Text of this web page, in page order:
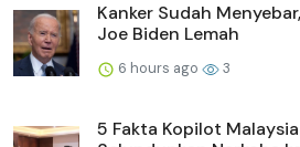
Kanker Sudah
Joe Biden Lemah
6 hours ago 3
5 Fakta Kopilot